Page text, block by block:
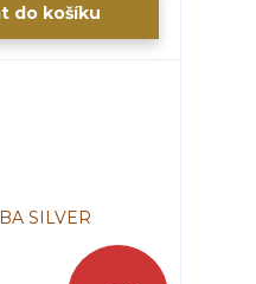
do košíku